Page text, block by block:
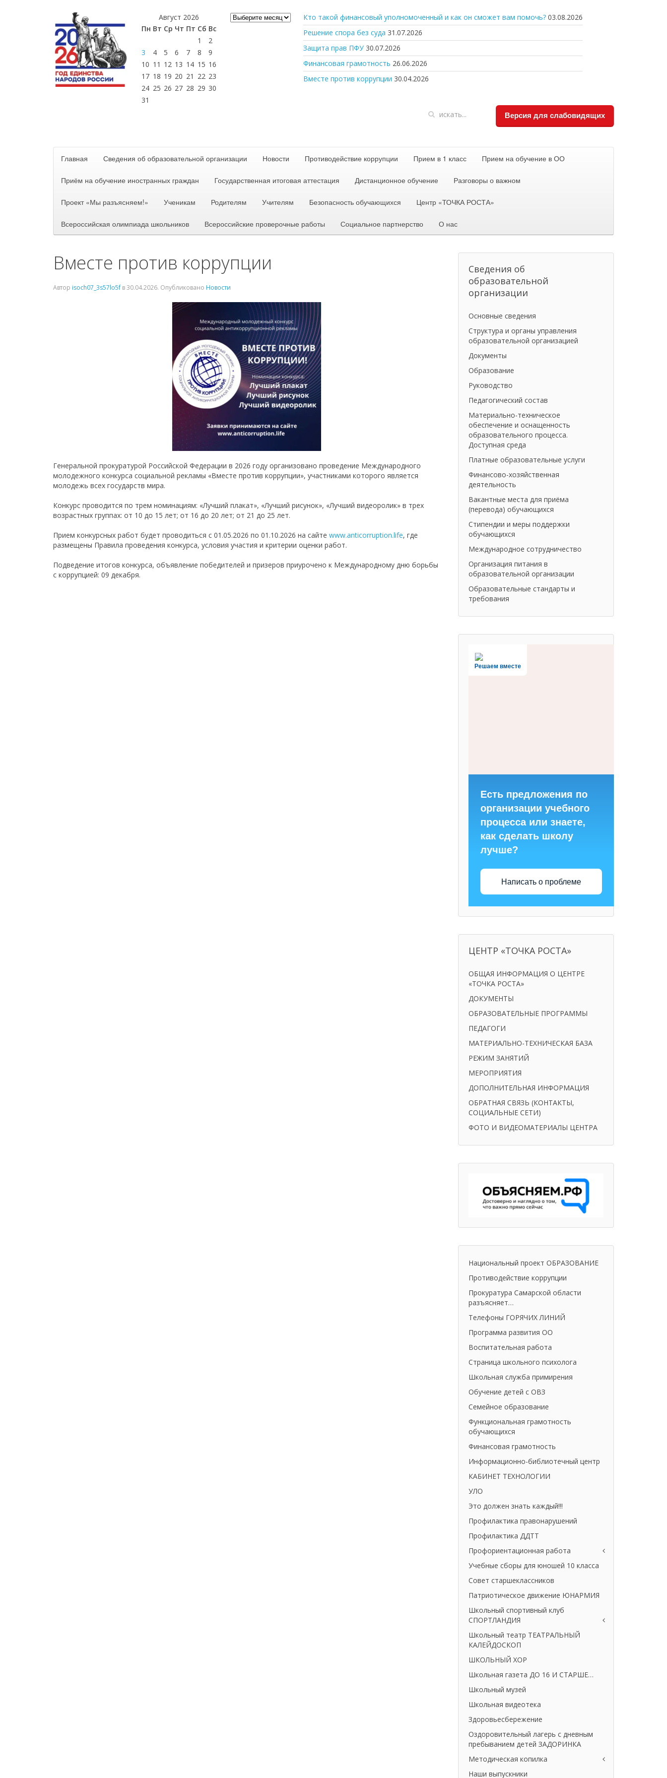
Август 2026
Пн Вт Ср Чт Пт Сб Вс
1
2
3
4 5 6 7 8
9
10 11 12 13 14 15 16
17 18 19 20 21 22 23
24 25 26 27 28 29 30
31
Архив
Кто такой финансовый уполномоченный и как он сможет вам помочь? 03.08.2026
Решение спора без суда 31.07.2026
Защита прав ПФУ 30.07.2026
Финансовая грамотность 26.06.2026
Вместе против коррупции 30.04.2026
Версия для слабовидящих
Главная Сведения об образовательной организации Новости Противодействие коррупции Прием в 1 класс Прием на обучение в ОО
Приём на обучение иностранных граждан Государственная итоговая аттестация Дистанционное обучение Разговоры о важном
Проект «Мы разъясняем!» Ученикам Родителям Учителям Безопасность обучающихся Центр «ТОЧКА РОСТА»
Всероссийская олимпиада школьников Всероссийские проверочные работы Социальное партнерство О нас
Вместе против коррупции
Автор isoch07_3s57lo5f в30.04.2026. Опубликовано Новости
Генеральной прокуратурой Российской Федерации в 2026 году организовано проведение Международного
молодежного конкурса социальной рекламы «Вместе против коррупции», участниками которого является
молодежь всех государств мира.
Конкурс проводится по трем номинациям: «Лучший плакат», «Лучший рисунок», «Лучший видеоролик» в трех
возрастных группах: от 10 до 15 лет; от 16 до 20 лет; от 21 до 25 лет.
Прием конкурсных работ будет проводиться с 01.05.2026 по 01.10.2026 на сайте www.anticorruption.life, где
размещены Правила проведения конкурса, условия участия и критерии оценки работ.
Подведение итогов конкурса, объявление победителей и призеров приурочено к Международному дню борьбы
с коррупцией: 09 декабря.
Сведения об
образовательной
организации
Основные сведения
Структура и органы управления
образовательной организацией
Документы
Образование
Руководство
Педагогический состав
Материально-техническое
обеспечение и оснащенность
образовательного процесса.
Доступная среда
Платные образовательные услуги
Финансово-хозяйственная
деятельность
Вакантные места для приёма
(перевода) обучающихся
Стипендии и меры поддержки
обучающихся
Международное сотрудничество
Организация питания в
образовательной организации
Образовательные стандарты и
требования
Решаем вместе
Есть предложения по
организации учебного
процесса или знаете,
как сделать школу
лучше?
Написать о проблеме
ЦЕНТР «ТОЧКА РОСТА»
ОБЩАЯ ИНФОРМАЦИЯ О ЦЕНТРЕ
«ТОЧКА РОСТА»
ДОКУМЕНТЫ
ОБРАЗОВАТЕЛЬНЫЕ ПРОГРАММЫ
ПЕДАГОГИ
МАТЕРИАЛЬНО-ТЕХНИЧЕСКАЯ БАЗА
РЕЖИМ ЗАНЯТИЙ
МЕРОПРИЯТИЯ
ДОПОЛНИТЕЛЬНАЯ ИНФОРМАЦИЯ
ОБРАТНАЯ СВЯЗЬ (КОНТАКТЫ,
СОЦИАЛЬНЫЕ СЕТИ)
ФОТО И ВИДЕОМАТЕРИАЛЫ ЦЕНТРА
Национальный проект ОБРАЗОВАНИЕ
Противодействие коррупции
Прокуратура Самарской области
разъясняет…
Телефоны ГОРЯЧИХ ЛИНИЙ
Программа развития ОО
Воспитательная работа
Страница школьного психолога
Школьная служба примирения
Обучение детей с ОВЗ
Семейное образование
Функциональная грамотность
обучающихся
Финансовая грамотность
Информационно-библиотечный центр
КАБИНЕТ ТЕХНОЛОГИИ
УЛО
Это должен знать каждый!!!
Профилактика правонарушений
Профилактика ДДТТ
Профориентационная работа
Учебные сборы для юношей 10 класса
Совет старшеклассников
Патриотическое движение ЮНАРМИЯ
Школьный спортивный клуб
СПОРТЛАНДИЯ
Школьный театр ТЕАТРАЛЬНЫЙ
КАЛЕЙДОСКОП
ШКОЛЬНЫЙ ХОР
Школьная газета ДО 16 И СТАРШЕ…
Школьный музей
Школьная видеотека
Здоровьесбережение
Оздоровительный лагерь с дневным
пребыванием детей ЗАДОРИНКА
Методическая копилка
Наши выпускники